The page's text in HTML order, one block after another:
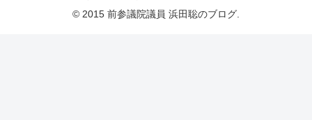
© 2015 前参議院議員 浜田聡のブログ.